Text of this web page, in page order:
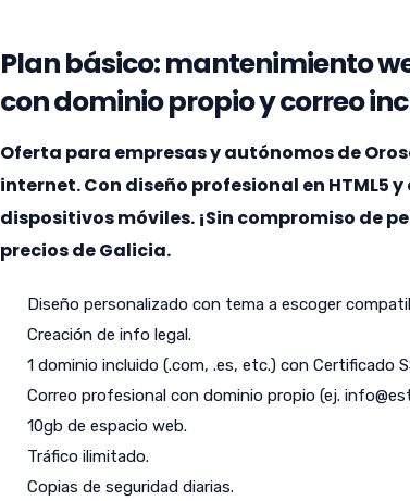
Plan básico: mantenimiento
con dominio propio y correo
Oferta para empresas y autónomos de
internet. Con diseño profesional en HTML5
dispositivos móviles. ¡Sin compromiso de
precios de Galicia.
Diseño personalizado con tema a escoger
Creación de info legal.
1 dominio incluido (.com, .es, etc.) con Certificado
Correo profesional con dominio propio (ej.
10gb de espacio web.
Tráfico ilimitado.
Copias de seguridad diarias.